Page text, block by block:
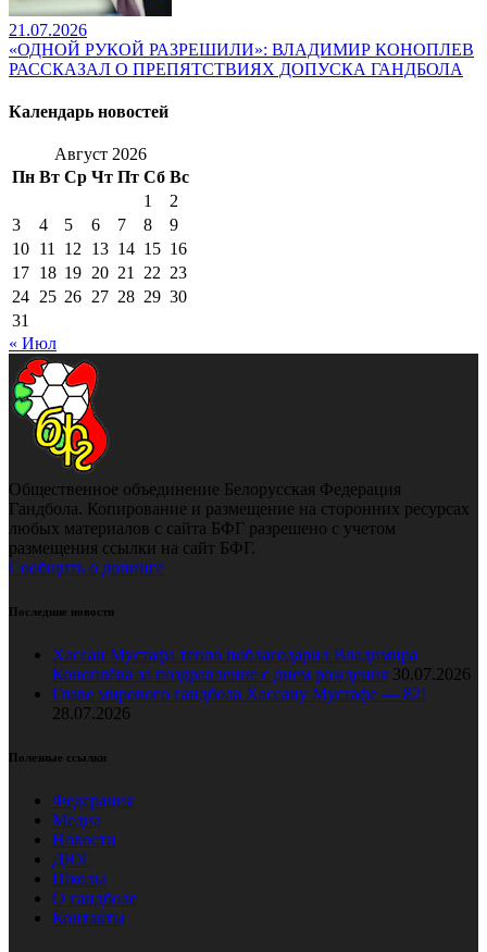
21.07.2026
«ОДНОЙ РУКОЙ РАЗРЕШИЛИ»: ВЛАДИМИР КОНОПЛЕВ
РАССКАЗАЛ О ПРЕПЯТСТВИЯХ ДОПУСКА ГАНДБОЛА
Календарь новостей
Август 2026
Пн Вт Ср Чт Пт Сб Вс
1
2
3
4 5 6 7 8
9
10 11 12 13 14 15 16
17 18 19 20 21 22 23
24 25 26 27 28 29 30
31
« Июл
Общественное объединение Белорусская Федерация
Гандбола. Копирование и размещение на сторонних ресурсах
любых материалов с сайта БФГ разрешено с учетом
размещения ссылки на сайт БФГ.
Сообщить о допинге
Последние новости
Хассан Мустафа тепло поблагодарил Владимира
Коноплёва за поздравление с днем рождения 30.07.2026
Главе мирового гандбола Хассану Мустафе — 82!
28.07.2026
Полезные ссылки
Федерация
Медиа
Новости
ДЮГ
Школы
О гандболе
Контакты